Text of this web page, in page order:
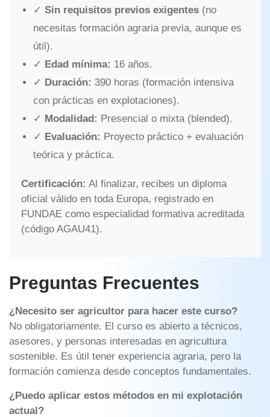
✓ Sin requisitos previos exigentes (no
necesitas formación agraria previa, aunque es
útil).
✓ Edad mínima: 16 años.
✓ Duración: 390 horas (formación intensiva
con prácticas en explotaciones).
✓ Modalidad: Presencial o mixta (blended).
✓ Evaluación: Proyecto práctico + evaluación
teórica y práctica.
Certificación: Al finalizar, recibes un diploma
oficial válido en toda Europa, registrado en
FUNDAE como especialidad formativa acreditada
(código AGAU41).
Preguntas Frecuentes
¿Necesito ser agricultor para hacer este curso?
No obligatoriamente. El curso es abierto a técnicos,
asesores, y personas interesadas en agricultura
sostenible. Es útil tener experiencia agraria, pero la
formación comienza desde conceptos fundamentales.
¿Puedo aplicar estos métodos en mi explotación
actual?